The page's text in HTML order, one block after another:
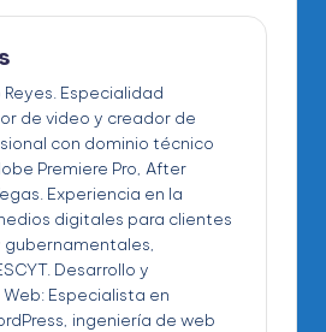
Especialidad
de video y creador de
con dominio técnico
Premiere Pro, After
Experiencia en la
digitales para clientes
gubernamentales,
Desarrollo y
Especialista en
ingeniería de web